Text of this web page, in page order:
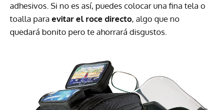
adhesivos. Si no es así, puedes colocar una fina tela o
toalla para evitar el roce directo, algo que no
quedará bonito pero te ahorrará disgustos.